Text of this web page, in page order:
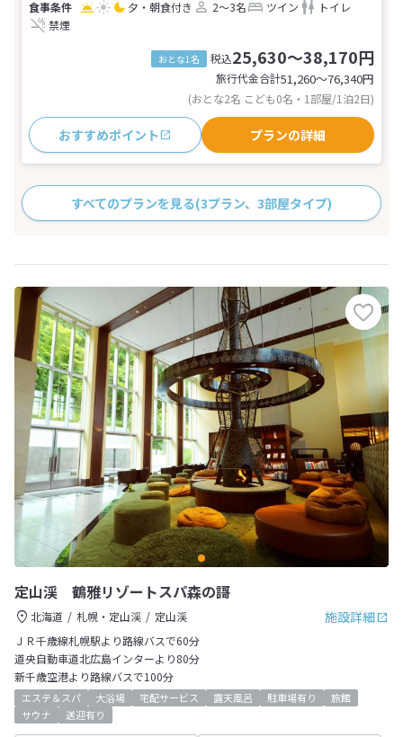
夕・朝食付き 2～3名 ツイン
トイレ
禁煙
おとな1名 税込25,630～38,170円
旅行代金合計51,260〜76,340円
(おとな2名 こども0名・1部屋/1泊2日)
おすすめポイント プランの詳細
すべてのプランを見る(3プラン、3部屋タイプ)
定山渓 鶴雅リゾートスパ森の謌
施設詳細
北海道 札幌・定山渓
定山渓
ＪＲ千歳線札幌駅より路線バスで60分
道央自動車道北広島インターより80分
新千歳空港より路線バスで100分
エステ＆スパ 大浴場 宅配サービス 露天風呂 駐車場有り
旅館
サウナ
送迎有り